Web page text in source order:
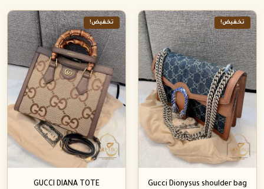
تخفيض!
Gucci Dionysus shoulder bag
تخفيض!
GUCCI DIANA TOTE